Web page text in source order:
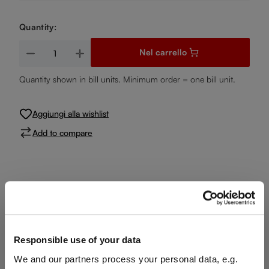
Responsible use of your data
We and our partners process your personal data, e.g.
Quantity:
Quantità del prodotto: inserisci la quantità desiderata o usa
Nel carrello
Quantity shown in bill units. Minimum order = one bill unit.
Aggiungi alla wishlist
Add to compare